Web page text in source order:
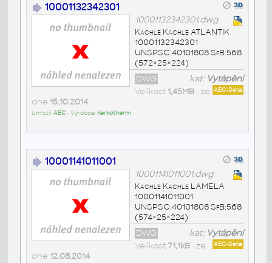
10001132342301
10001132342301.dwg
Kachle Kachle ATLANTIK
10001132342301
UNSPSC:40101808 SfB:568
(572×25×224)
kat: Vytápění
DWG
AEC-Data
Velikost 1,45MB• ze
dne 15.10.2014
Umístil:AEC• Výrobce: Kerkotherm
10001141011001
10001141011001.dwg
Kachle Kachle LAMELA
10001141011001
UNSPSC:40101808 SfB:568
(574×25×224)
kat: Vytápění
DWG
AEC-Data
Velikost 71,1kB• ze
dne 12.08.2014